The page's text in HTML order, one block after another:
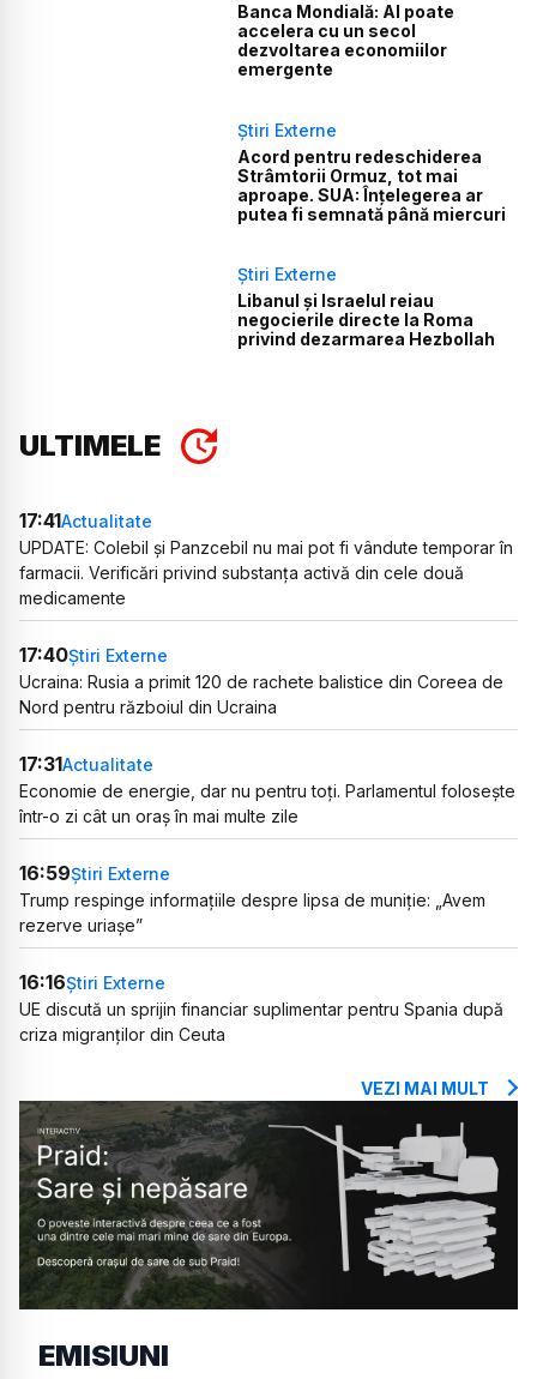
Banca Mondială: AI poate
accelera cu un secol
dezvoltarea economiilor
emergente
Știri Externe
Acord pentru redeschiderea
Strâmtorii Ormuz, tot mai
aproape. SUA: Înțelegerea ar
putea fi semnată până miercuri
Știri Externe
Libanul și Israelul reiau
negocierile directe la Roma
privind dezarmarea Hezbollah
ULTIMELE
17:41Actualitate
UPDATE: Colebil și Panzcebil nu mai pot fi vândute temporar în
farmacii. Verificări privind substanța activă din cele două
medicamente
17:40Știri Externe
Ucraina: Rusia a primit 120 de rachete balistice din Coreea de
Nord pentru războiul din Ucraina
17:31Actualitate
Economie de energie, dar nu pentru toți. Parlamentul folosește
într-o zi cât un oraș în mai multe zile
16:59Știri Externe
Trump respinge informațiile despre lipsa de muniție: „Avem
rezerve uriașe”
16:16Știri Externe
UE discută un sprijin financiar suplimentar pentru Spania după
criza migranților din Ceuta
VEZI MAI MULT
EMISIUNI